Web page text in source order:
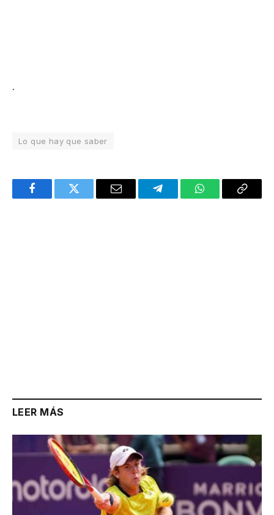
.
Lo que hay que saber
FacebookTwitter Email TelegramWhatsAppCopy
LEER MÁS